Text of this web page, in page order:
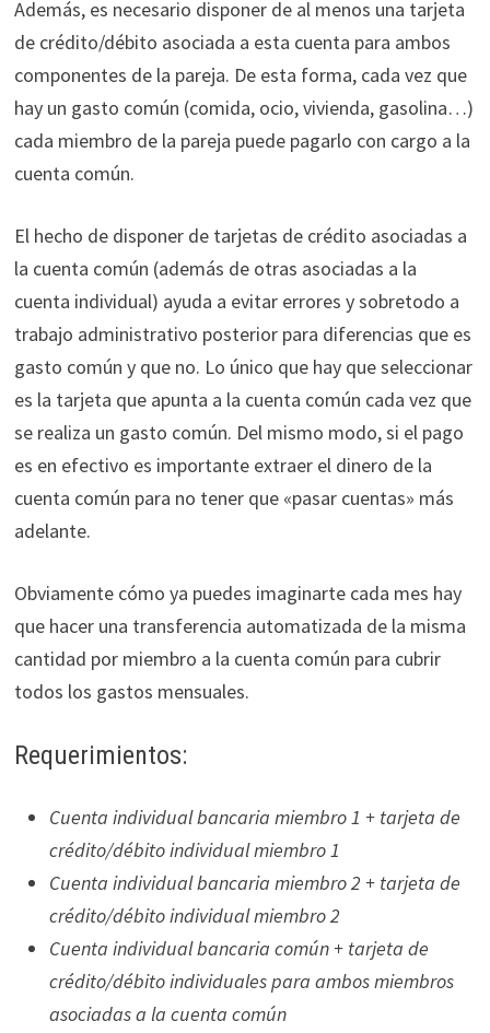
Además, es necesario disponer de al menos una tarjeta
de crédito/débito asociada a esta cuenta para ambos
componentes de la pareja. De esta forma, cada vez que
hay un gasto común (comida, ocio, vivienda, gasolina…)
cada miembro de la pareja puede pagarlo con cargo a la
cuenta común.
El hecho de disponer de tarjetas de crédito asociadas a
la cuenta común (además de otras asociadas a la
cuenta individual) ayuda a evitar errores y sobretodo a
trabajo administrativo posterior para diferencias que es
gasto común y que no. Lo único que hay que seleccionar
es la tarjeta que apunta a la cuenta común cada vez que
se realiza un gasto común. Del mismo modo, si el pago
es en efectivo es importante extraer el dinero de la
cuenta común para no tener que «pasar cuentas» más
adelante.
Obviamente cómo ya puedes imaginarte cada mes hay
que hacer una transferencia automatizada de la misma
cantidad por miembro a la cuenta común para cubrir
todos los gastos mensuales.
Requerimientos:
Cuenta individual bancaria miembro 1 + tarjeta de
crédito/débito individual miembro 1
Cuenta individual bancaria miembro 2 + tarjeta de
crédito/débito individual miembro 2
Cuenta individual bancaria común + tarjeta de
crédito/débito individuales para ambos miembros
asociadas a la cuenta común